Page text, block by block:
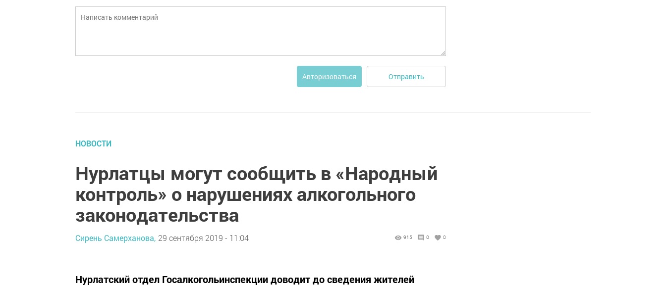
Авторизоваться Отправить
НОВОСТИ
Нурлатцы могут сообщить в «Народный
контроль» о нарушениях алкогольного
законодательства
Сирень Самерханова, 29 сентября 2019 - 11:04 915 0 0
Нурлатский отдел Госалкогольинспекции доводит до сведения жителей